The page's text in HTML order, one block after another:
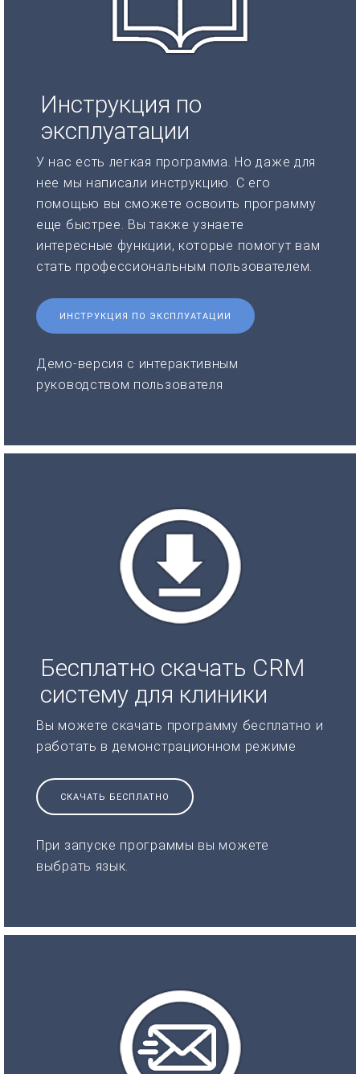
Инструкция по
эксплуатации
У нас есть легкая программа. Но даже для
нее мы написали инструкцию. С его
помощью вы сможете освоить программу
еще быстрее. Вы также узнаете
интересные функции, которые помогут вам
стать профессиональным пользователем.
ИНСТРУКЦИЯ ПО ЭКСПЛУАТАЦИИ
Демо-версия с интерактивным
руководством пользователя
Бесплатно скачать CRM
систему для клиники
Вы можете скачать программу бесплатно и
работать в демонстрационном режиме
СКАЧАТЬ БЕСПЛАТНО
При запуске программы вы можете
выбрать язык.